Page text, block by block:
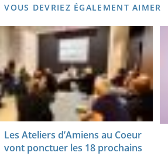
VOUS DEVRIEZ ÉGALEMENT AIMER
Les Ateliers d’Amiens au Coeur
vont ponctuer les 18 prochains